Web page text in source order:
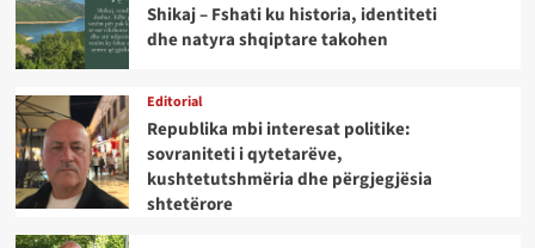
Shikaj – Fshati ku historia, identiteti
dhe natyra shqiptare takohen
Editorial
Republika mbi interesat politike:
sovraniteti i qytetarëve,
kushtetutshmëria dhe përgjegjësia
shtetërore